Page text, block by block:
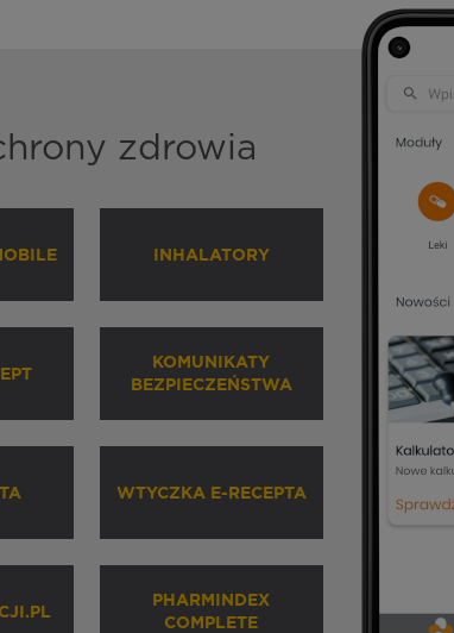
zdrowia
INHALATORY
KOMUNIKATY
BEZPIECZEŃSTWA
WTYCZKA E-RECEPTA
PHARMINDEX
COMPLETE